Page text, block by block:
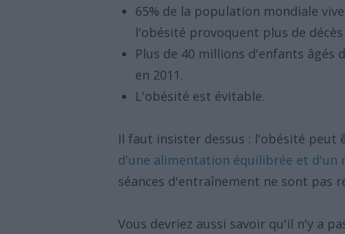
65% de la population mondiale
l'obésité provoquent plus de
Plus de 40 millions d'enfants âgés
en 2011.
L'obésité est évitable.
Il faut insister dessus : l'obésité peut
d'une alimentation équilibrée et d'un
séances d'entraînement ne sont pas
Vous devriez aussi savoir qu'il n'y a